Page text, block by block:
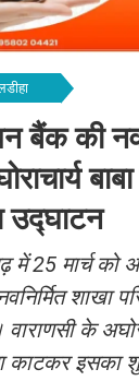
बैंक की
बाबा
उद्घाटन
में 25 मार्च को
शाखा
के
काटकर इसका